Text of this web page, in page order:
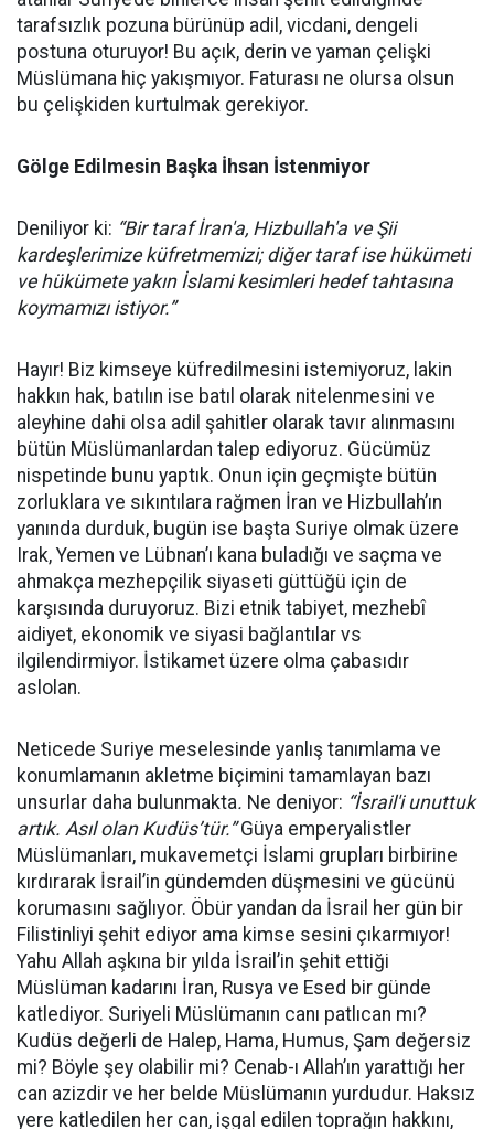
tarafsızlık pozuna bürünüp adil, vicdani, dengeli
postuna oturuyor! Bu açık, derin ve yaman çelişki
Müslümana hiç yakışmıyor. Faturası ne olursa olsun
bu çelişkiden kurtulmak gerekiyor.
Gölge Edilmesin Başka İhsan İstenmiyor
Deniliyor ki: “Bir taraf İran'a, Hizbullah'a ve Şii
kardeşlerimize küfretmemizi; diğer taraf ise hükümeti
ve hükümete yakın İslami kesimleri hedef tahtasına
koymamızı istiyor.”
Hayır! Biz kimseye küfredilmesini istemiyoruz, lakin
hakkın hak, batılın ise batıl olarak nitelenmesini ve
aleyhine dahi olsa adil şahitler olarak tavır alınmasını
bütün Müslümanlardan talep ediyoruz. Gücümüz
nispetinde bunu yaptık. Onun için geçmişte bütün
zorluklara ve sıkıntılara rağmen İran ve Hizbullah’ın
yanında durduk, bugün ise başta Suriye olmak üzere
Irak, Yemen ve Lübnan’ı kana buladığı ve saçma ve
ahmakça mezhepçilik siyaseti güttüğü için de
karşısında duruyoruz. Bizi etnik tabiyet, mezhebî
aidiyet, ekonomik ve siyasi bağlantılar vs
ilgilendirmiyor. İstikamet üzere olma çabasıdır
aslolan.
Neticede Suriye meselesinde yanlış tanımlama ve
konumlamanın akletme biçimini tamamlayan bazı
unsurlar daha bulunmakta. Ne deniyor: “İsrail'i unuttuk
artık. Asıl olan Kudüs’tür.”Güya emperyalistler
Müslümanları, mukavemetçi İslami grupları birbirine
kırdırarak İsrail’in gündemden düşmesini ve gücünü
korumasını sağlıyor. Öbür yandan da İsrail her gün bir
Filistinliyi şehit ediyor ama kimse sesini çıkarmıyor!
Yahu Allah aşkına bir yılda İsrail’in şehit ettiği
Müslüman kadarını İran, Rusya ve Esed bir günde
katlediyor. Suriyeli Müslümanın canı patlıcan mı?
Kudüs değerli de Halep, Hama, Humus, Şam değersiz
mi? Böyle şey olabilir mi? Cenab-ı Allah’ın yarattığı her
can azizdir ve her belde Müslümanın yurdudur. Haksız
yere katledilen her can, işgal edilen toprağın hakkını,